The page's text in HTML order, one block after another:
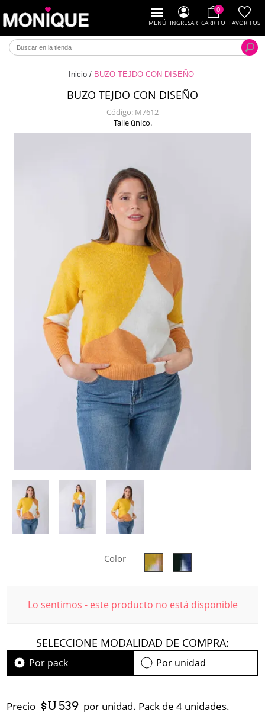
MENÚ INGRESAR
0
CARRITO FAVORITOS
Inicio / BUZO TEJDO CON DISEÑO
BUZO TEJDO CON DISEÑO
Código: M7612
Talle único.
Color
Lo sentimos - este producto no está disponible
SELECCIONE MODALIDAD DE COMPRA:
Por pack Por unidad
Precio $U 539 por unidad. Pack de 4 unidades.